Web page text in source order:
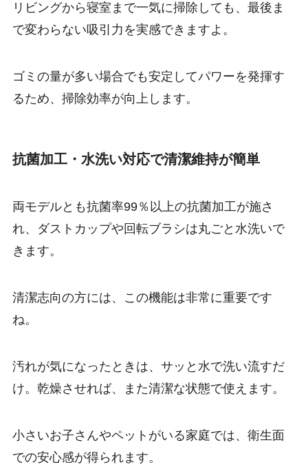
リビングから寝室まで一気に掃除しても、最後ま
で変わらない吸引力を実感できますよ。
ゴミの量が多い場合でも安定してパワーを発揮す
るため、掃除効率が向上します。
抗菌加工・水洗い対応で清潔維持が簡単
両モデルとも抗菌率99％以上の抗菌加工が施さ
れ、ダストカップや回転ブラシは丸ごと水洗いで
きます。
清潔志向の方には、この機能は非常に重要です
ね。
汚れが気になったときは、サッと水で洗い流すだ
け。乾燥させれば、また清潔な状態で使えます。
小さいお子さんやペットがいる家庭では、衛生面
での安心感が得られます。